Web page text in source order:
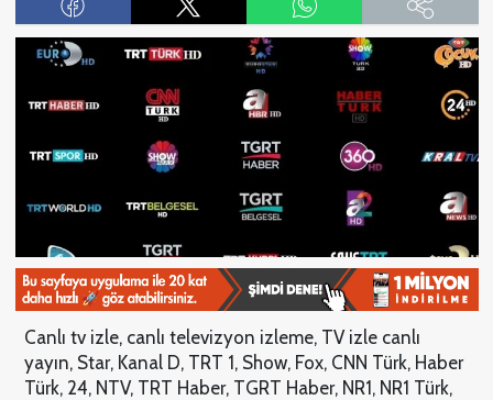
Canlı tv izle, canlı televizyon izleme, TV izle canlı
yayın, Star, Kanal D, TRT 1, Show, Fox, CNN Türk, Haber
Türk, 24, NTV, TRT Haber, TGRT Haber, NR1, NR1 Türk,